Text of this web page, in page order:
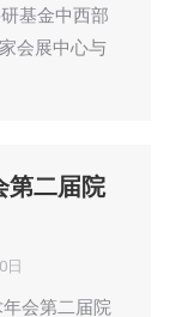
基金中西部
会展中心与
第二届院
日
会第二届院